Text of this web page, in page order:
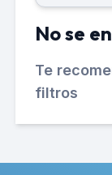
No se
Te
filtros